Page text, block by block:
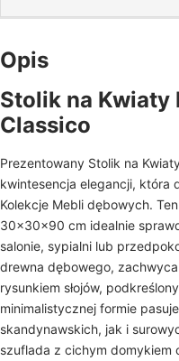
Opis
Stolik na Kwiaty
Classico
Prezentowany Stolik na
kwintesencja elegancji, która
Kolekcje Mebli dębowych.
30x30x90 cm idealnie
salonie, sypialni lub
drewna dębowego,
rysunkiem słojów,
minimalistycznej formie
skandynawskich, jak i
szuflada z cichym domykiem